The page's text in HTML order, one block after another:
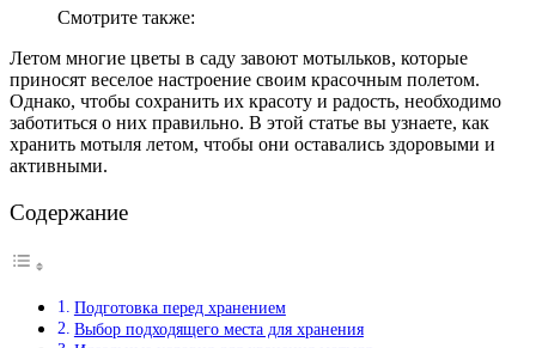
Смотрите также:
Летом многие цветы в саду завоют мотыльков, которые
приносят веселое настроение своим красочным полетом.
Однако, чтобы сохранить их красоту и радость, необходимо
заботиться о них правильно. В этой статье вы узнаете, как
хранить мотыля летом, чтобы они оставались здоровыми и
активными.
Содержание
Подготовка перед хранением
Выбор подходящего места для хранения